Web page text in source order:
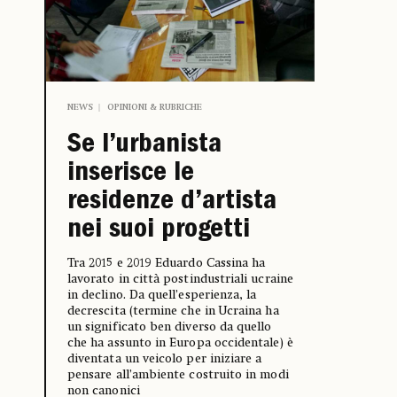
NEWS OPINIONI & RUBRICHE
Se l’urbanista
inserisce le
residenze d’artista
nei suoi progetti
Tra 2015 e 2019 Eduardo Cassina ha
lavorato in città postindustriali ucraine
in declino. Da quell’esperienza, la
decrescita (termine che in Ucraina ha
un significato ben diverso da quello
che ha assunto in Europa occidentale) è
diventata un veicolo per iniziare a
pensare all’ambiente costruito in modi
non canonici